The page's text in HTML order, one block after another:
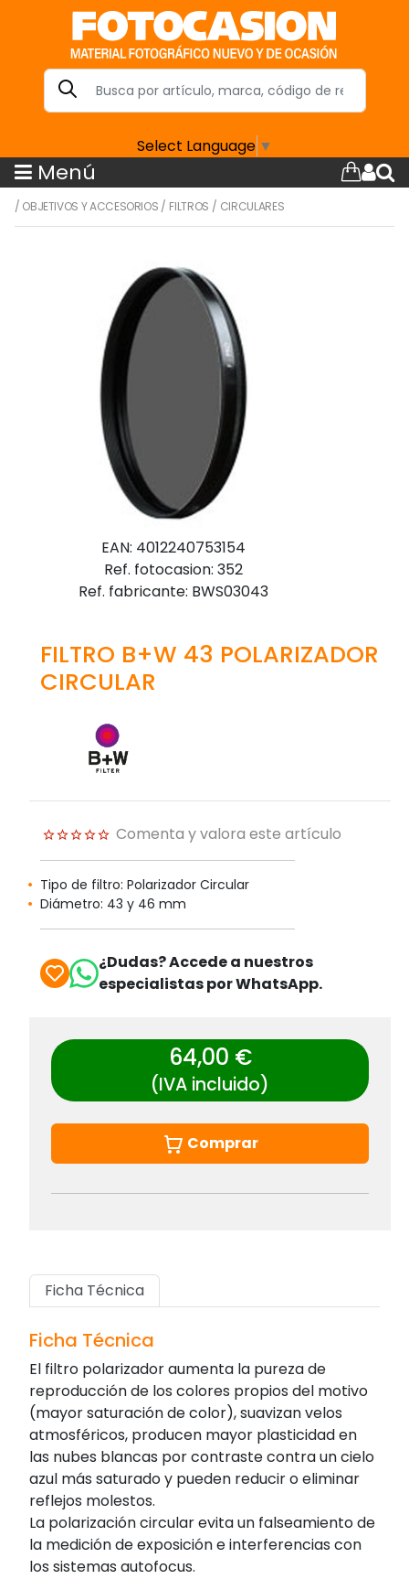
Select Language ▼
Menú
/ OBJETIVOS Y ACCESORIOS / FILTROS / CIRCULARES
EAN: 4012240753154
Ref. fotocasion: 352
Ref. fabricante: BWS03043
FILTRO B+W 43 POLARIZADOR
CIRCULAR
Comenta y valora este artículo
Tipo de filtro: Polarizador Circular
Diámetro: 43 y 46 mm
¿Dudas? Accede a nuestros
especialistas por WhatsApp.
64,00 €
(IVA incluido)
Comprar
Ficha Técnica
Ficha Técnica
El filtro polarizador aumenta la pureza de
reproducción de los colores propios del motivo
(mayor saturación de color), suavizan velos
atmosféricos, producen mayor plasticidad en
las nubes blancas por contraste contra un cielo
azul más saturado y pueden reducir o eliminar
reflejos molestos.
La polarización circular evita un falseamiento de
la medición de exposición e interferencias con
los sistemas autofocus.